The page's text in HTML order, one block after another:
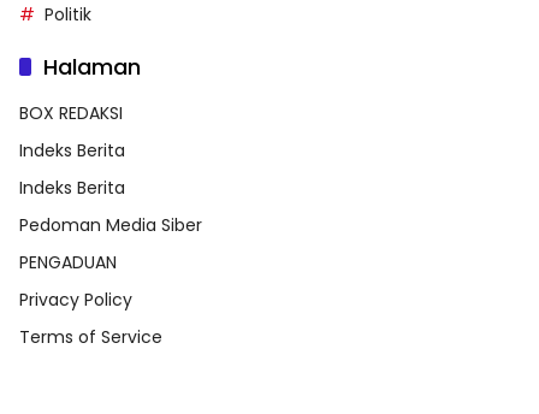
Politik
Halaman
BOX REDAKSI
Indeks Berita
Indeks Berita
Pedoman Media Siber
PENGADUAN
Privacy Policy
Terms of Service